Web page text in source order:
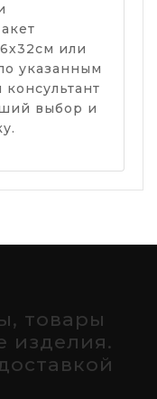
или
указанным
выбор и
товары
изделия.